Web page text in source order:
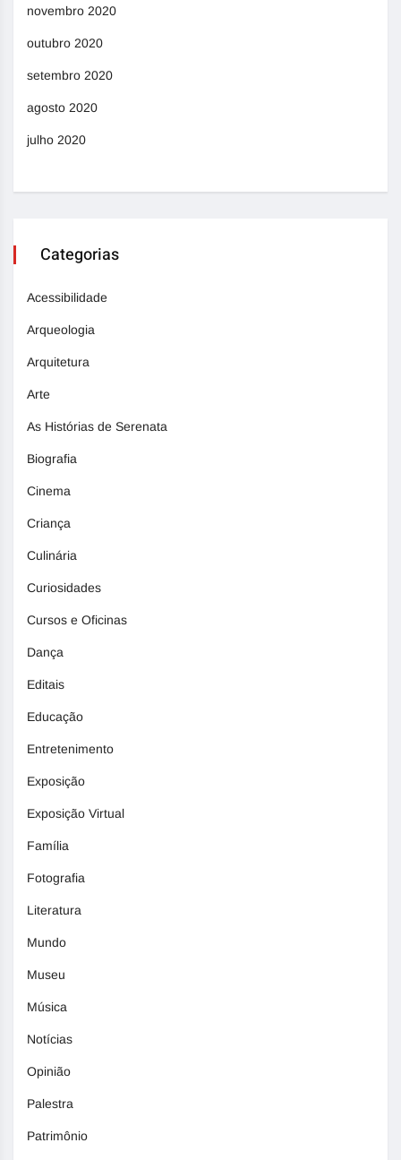
novembro 2020
outubro 2020
setembro 2020
agosto 2020
julho 2020
Categorias
Acessibilidade
Arqueologia
Arquitetura
Arte
As Histórias de Serenata
Biografia
Cinema
Criança
Culinária
Curiosidades
Cursos e Oficinas
Dança
Editais
Educação
Entretenimento
Exposição
Exposição Virtual
Família
Fotografia
Literatura
Mundo
Museu
Música
Notícias
Opinião
Palestra
Patrimônio